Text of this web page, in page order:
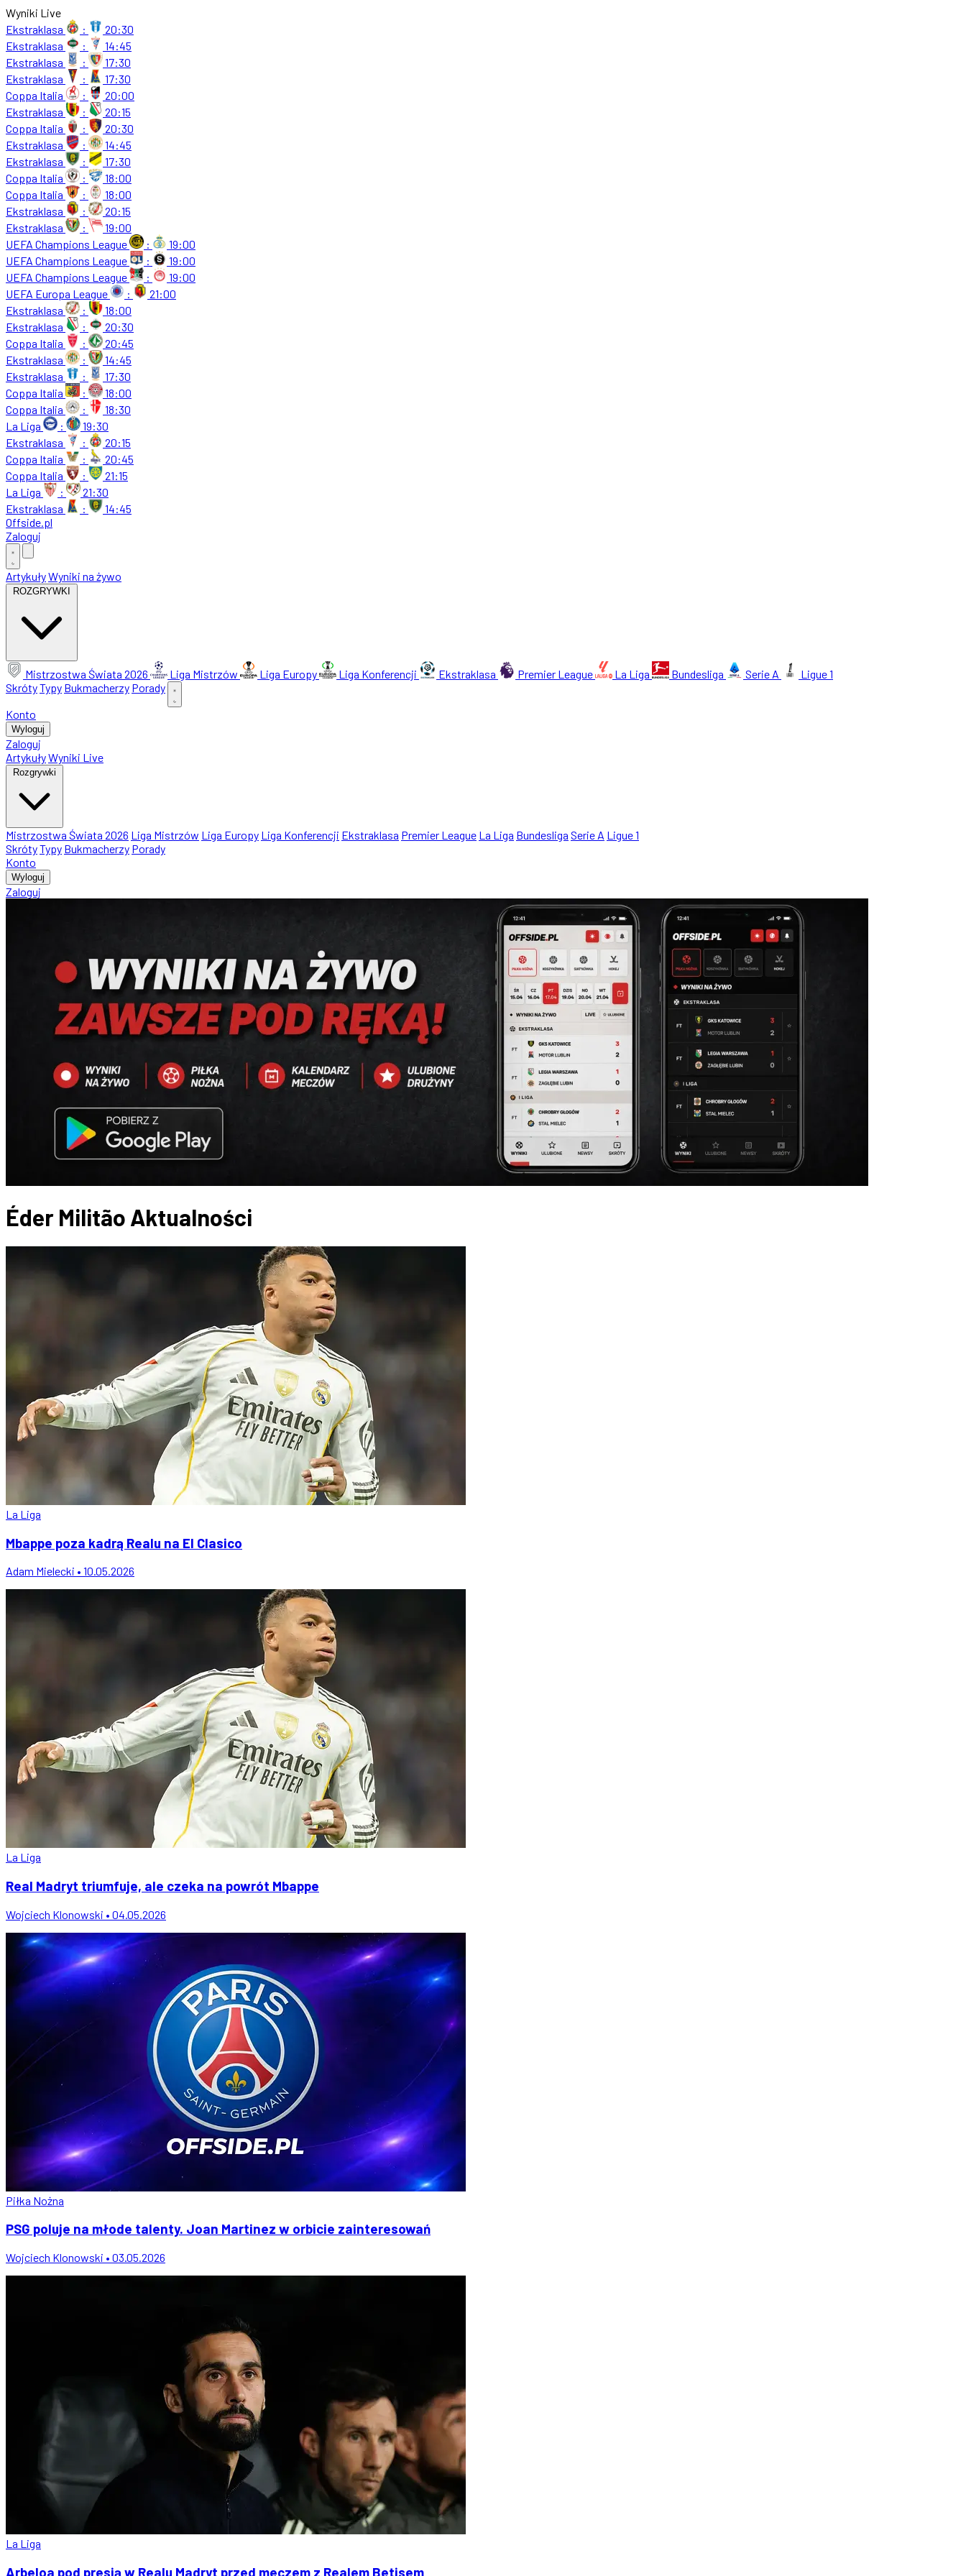
Wyniki Live
Ekstraklasa
:
20:30
Ekstraklasa
:
14:45
Ekstraklasa
:
17:30
Ekstraklasa
:
17:30
Coppa Italia
:
20:00
Ekstraklasa
:
20:15
Coppa Italia
:
20:30
Ekstraklasa
:
14:45
Ekstraklasa
:
17:30
Coppa Italia
:
18:00
Coppa Italia
:
18:00
Ekstraklasa
:
20:15
Ekstraklasa
:
19:00
UEFA Champions League
:
19:00
UEFA Champions League
:
19:00
UEFA Champions League
:
19:00
UEFA Europa League
:
21:00
Ekstraklasa
:
18:00
Ekstraklasa
:
20:30
Coppa Italia
:
20:45
Ekstraklasa
:
14:45
Ekstraklasa
:
17:30
Coppa Italia
:
18:00
Coppa Italia
:
18:30
La Liga
:
19:30
Ekstraklasa
:
20:15
Coppa Italia
:
20:45
Coppa Italia
:
21:15
La Liga
:
21:30
Ekstraklasa
:
14:45
Offside.pl
Zaloguj
ArtykułyWyniki na żywo
ROZGRYWKI
Mistrzostwa Świata 2026 Liga Mistrzów Liga Europy Liga Konferencji Ekstraklasa Premier League La Liga Bundesliga Serie A
Ligue 1
SkrótyTypy Bukmacherzy Porady
Konto
Wyloguj
Zaloguj
ArtykułyWyniki Live
Rozgrywki
Mistrzostwa Świata 2026 Liga Mistrzów Liga Europy Liga Konferencji Ekstraklasa Premier League La Liga Bundesliga Serie A Ligue 1
SkrótyTypy Bukmacherzy Porady
Konto
Wyloguj
Zaloguj
Éder Militão Aktualności
La Liga
Mbappe poza kadrą Realu na El Clasico
Adam Mielecki • 10.05.2026
La Liga
Real Madryt triumfuje, ale czeka na powrót Mbappe
Wojciech Klonowski • 04.05.2026
Piłka Nożna
PSG poluje na młode talenty. Joan Martinez w orbicie zainteresowań
Wojciech Klonowski • 03.05.2026
La Liga
Arbeloa pod presją w Realu Madryt przed meczem z Realem Betisem